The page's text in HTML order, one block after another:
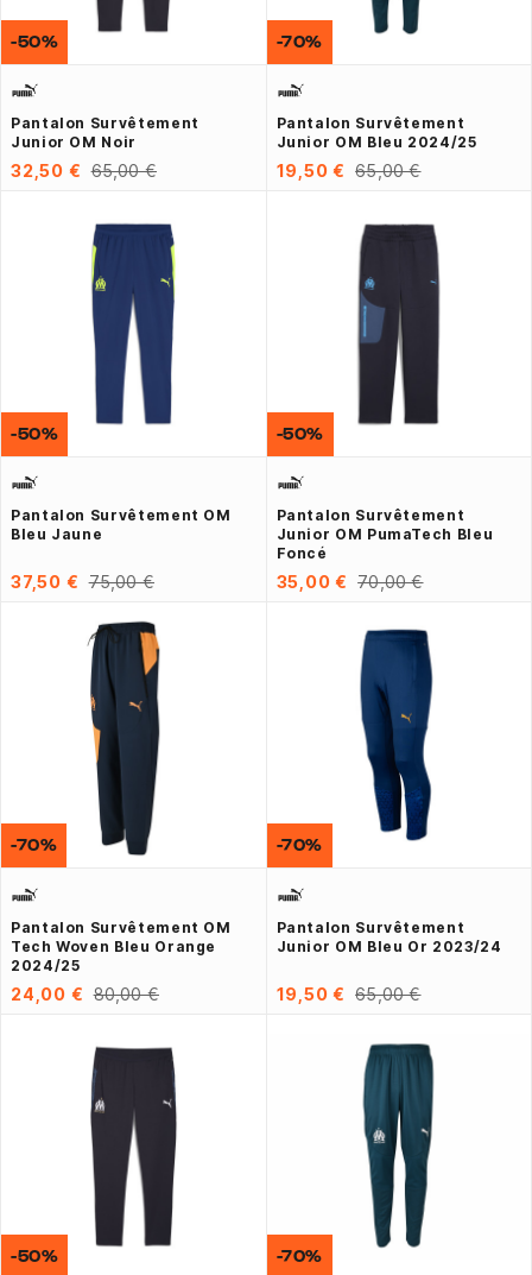
Pantalon Survêtement
Junior OM Noir
32,50 € 65,00 €
-50%
Pantalon Survêtement
Junior OM Bleu 2024/25
19,50 € 65,00 €
-70%
Pantalon Survêtement OM
Bleu Jaune
37,50 € 75,00 €
-50%
Pantalon Survêtement
Junior OM PumaTech Bleu
Foncé
35,00 € 70,00 €
-50%
Pantalon Survêtement OM
Tech Woven Bleu Orange
2024/25
24,00 € 80,00 €
-70%
Pantalon Survêtement
Junior OM Bleu Or 2023/24
19,50 € 65,00 €
-70%
-50% -70%